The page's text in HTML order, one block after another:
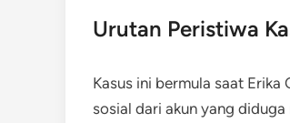
Urutan Peristiwa
Kasus ini bermula saat
sosial dari akun yang